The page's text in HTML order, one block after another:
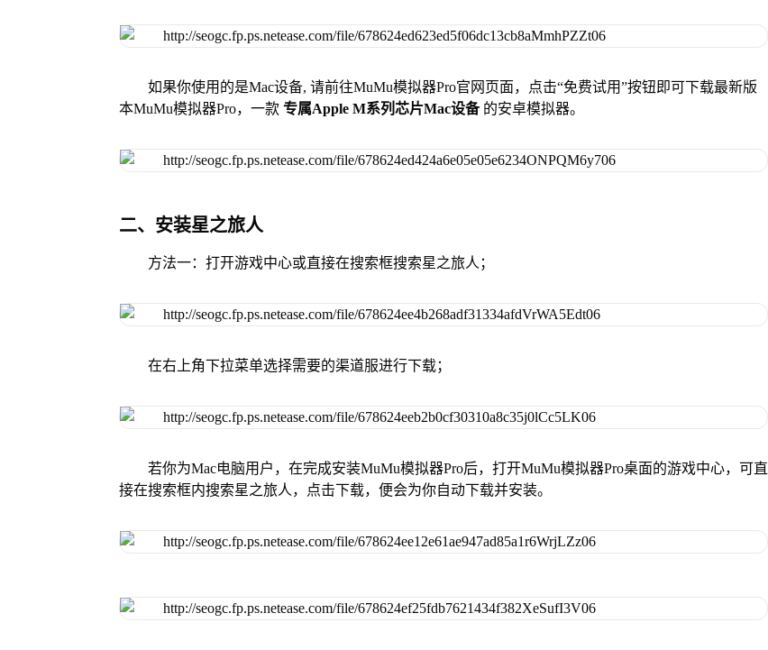
如果你使用的是Mac设备, 请前往MuMu模拟器Pro官网页面，点击“免费试用”按钮即可下载最新版
本MuMu模拟器Pro，一款 专属Apple M系列芯片Mac设备 的安卓模拟器。
二、安装星之旅人
方法一：打开游戏中心或直接在搜索框搜索星之旅人；
在右上角下拉菜单选择需要的渠道服进行下载；
若你为Mac电脑用户，在完成安装MuMu模拟器Pro后，打开MuMu模拟器Pro桌面的游戏中心，可直
接在搜索框内搜索星之旅人，点击下载，便会为你自动下载并安装。